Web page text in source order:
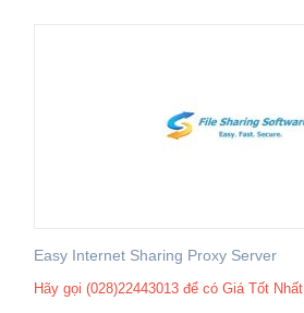
Easy Internet Sharing Proxy Server
Hãy gọi (028)22443013 để có Giá Tốt Nhất